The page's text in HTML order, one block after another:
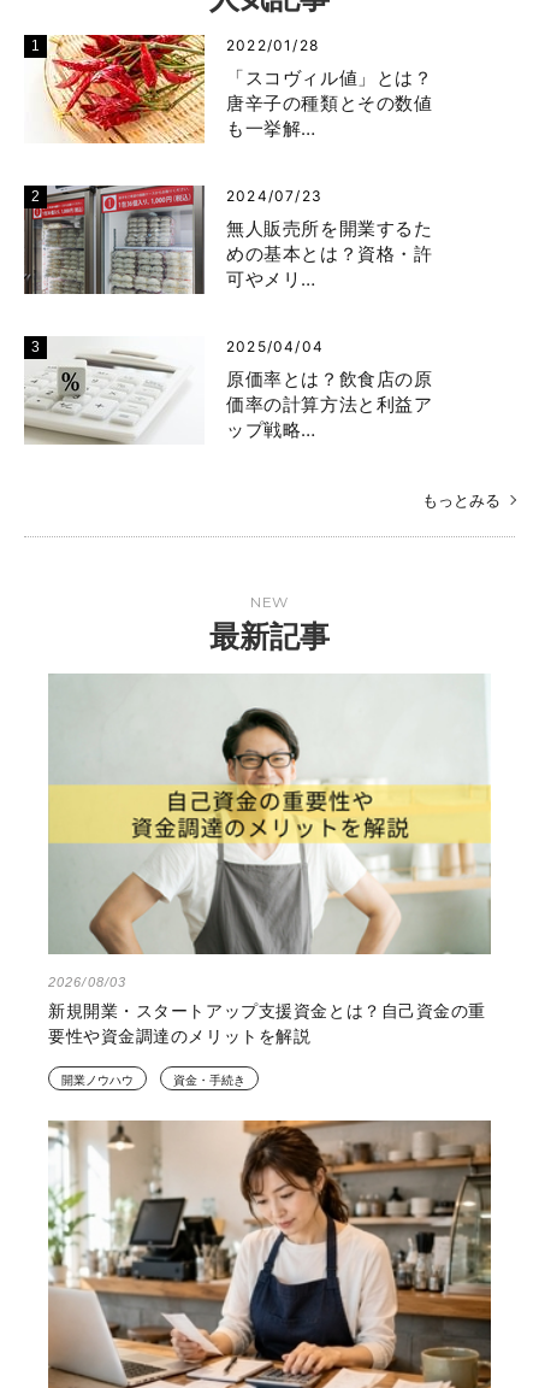
2022/01/28
「スコヴィル値」とは？
唐辛子の種類とその数値
も一挙解…
2024/07/23
無人販売所を開業するた
めの基本とは？資格・許
可やメリ…
2025/04/04
原価率とは？飲食店の原
価率の計算方法と利益ア
ップ戦略…
もっとみる
NEW
最新記事
2026/08/03
新規開業・スタートアップ支援資金とは？自己資金の重
要性や資金調達のメリットを解説
開業ノウハウ 資金・手続き